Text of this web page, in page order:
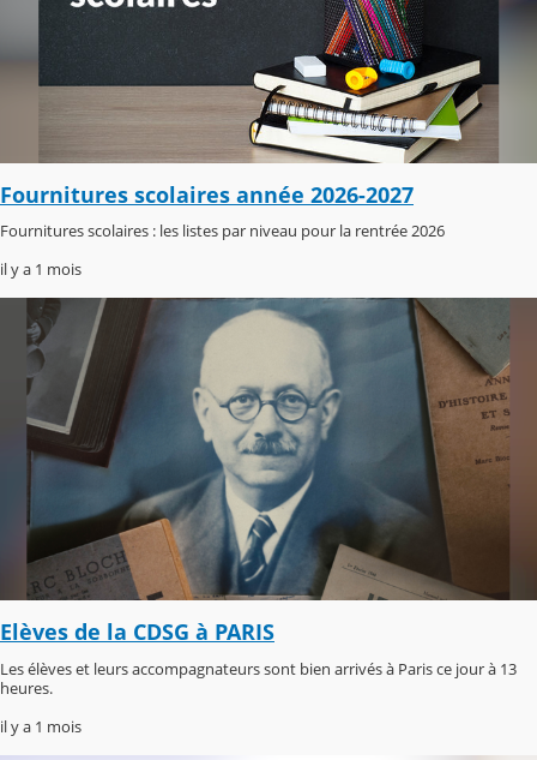
Fournitures scolaires année 2026-2027
Fournitures scolaires : les listes par niveau pour la rentrée 2026
il y a 1 mois
Elèves de la CDSG à PARIS
Les élèves et leurs accompagnateurs sont bien arrivés à Paris ce jour à 13
heures.
il y a 1 mois